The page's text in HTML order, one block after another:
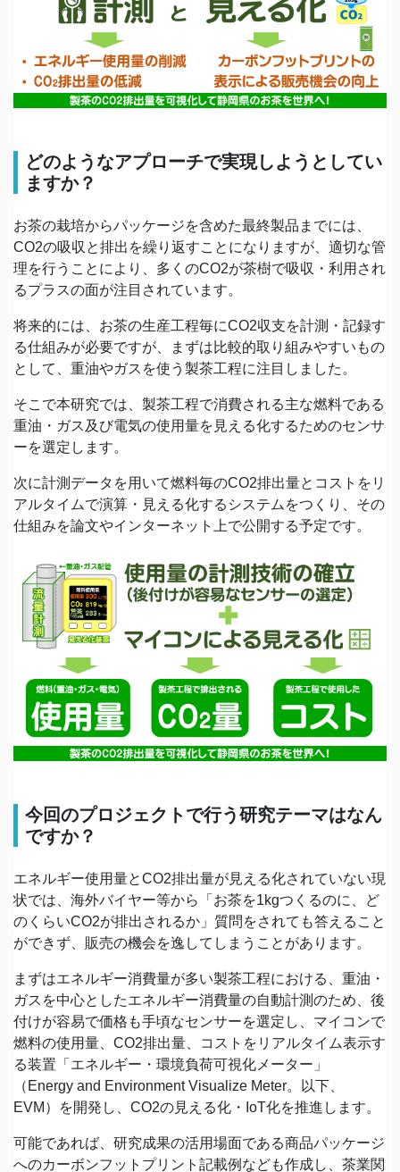
どのようなアプローチで実現しようとしてい
ますか？
お茶の栽培からパッケージを含めた最終製品までには、
CO2の吸収と排出を繰り返すことになりますが、適切な管
理を行うことにより、多くのCO2が茶樹で吸収・利用され
るプラスの面が注目されています。
将来的には、お茶の生産工程毎にCO2収支を計測・記録す
る仕組みが必要ですが、まずは比較的取り組みやすいもの
として、重油やガスを使う製茶工程に注目しました。
そこで本研究では、製茶工程で消費される主な燃料である
重油・ガス及び電気の使用量を見える化するためのセンサ
ーを選定します。
次に計測データを用いて燃料毎のCO2排出量とコストをリ
アルタイムで演算・見える化するシステムをつくり、その
仕組みを論文やインターネット上で公開する予定です。
今回のプロジェクトで行う研究テーマはなん
ですか？
エネルギー使用量とCO2排出量が見える化されていない現
状では、海外バイヤー等から「お茶を1kgつくるのに、ど
のくらいCO2が排出されるか」質問をされても答えること
ができず、販売の機会を逸してしまうことがあります。
まずはエネルギー消費量が多い製茶工程における、重油・
ガスを中心としたエネルギー消費量の自動計測のため、後
付けが容易で価格も手頃なセンサーを選定し、マイコンで
燃料の使用量、CO2排出量、コストをリアルタイム表示す
る装置「エネルギー・環境負荷可視化メーター」
（Energy and Environment Visualize Meter。以下、
EVM）を開発し、CO2の見える化・IoT化を推進します。
可能であれば、研究成果の活用場面である商品パッケージ
へのカーボンフットプリント記載例なども作成し、茶業関